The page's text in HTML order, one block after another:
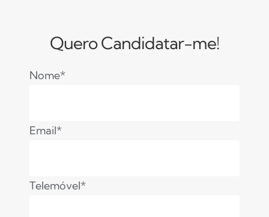
Quero Candidatar-me!
Nome*
Email*
Telemóvel*